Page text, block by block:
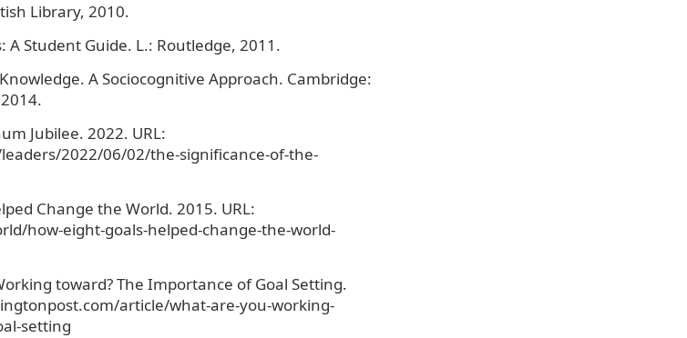
Library, 2010.
Student Guide. L.: Routledge, 2011.
A Sociocognitive Approach. Cambridge:
Jubilee. 2022. URL:
2022/06/02/the-significance-of-the-
Change the World. 2015. URL:
how-eight-goals-helped-change-the-world-
toward? The Importance of Goal Setting.
article/what-are-you-working-
setting